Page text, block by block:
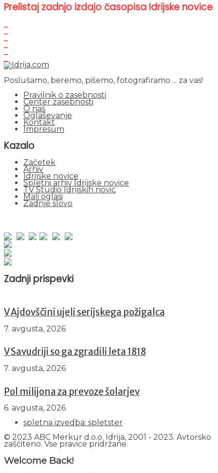
Prelistaj zadnjo izdajo časopisa Idrijske novice
Poslušamo, beremo, pišemo, fotografiramo ... za vas!
Pravilnik o zasebnosti
Center zasebnosti
O nas
Oglaševanje
Kontakt
Impresum
Kazalo
Začetek
Arhiv
Idrijske novice
Spletni arhiv Idrijske novice
TV Studio Idrijskih novic
Mali oglasi
Zadnje slovo
Zadnji prispevki
V Ajdovščini ujeli serijskega požigalca
7. avgusta, 2026
V Savudriji so ga zgradili leta 1818
7. avgusta, 2026
Pol milijona za prevoze šolarjev
6. avgusta, 2026
spletna izvedba: spletster
© 2023 ABC Merkur d.o.o. Idrija, 2001 - 2023. Avtorsko
zaščiteno. Vse pravice pridržane.
Welcome Back!